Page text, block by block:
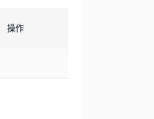
操作